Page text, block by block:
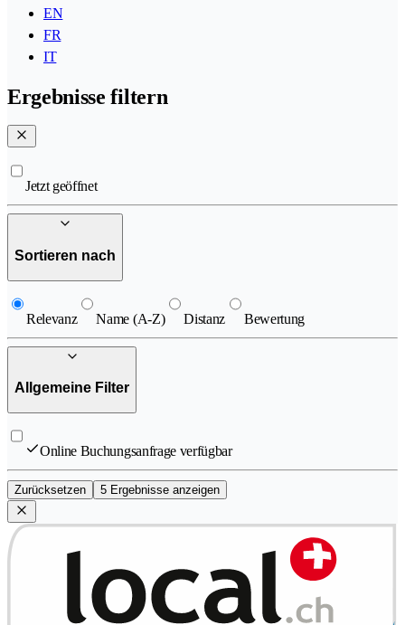
EN
FR
IT
Ergebnisse filtern
Jetzt geöffnet
Sortieren nach
Relevanz Name (A-Z) Distanz Bewertung
Allgemeine Filter
Online Buchungsanfrage verfügbar
Zurücksetzen 5 Ergebnisse anzeigen